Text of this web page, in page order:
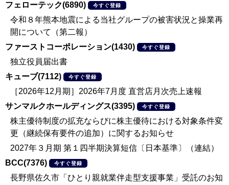
フェローテック(6890)
今すぐ登録
令和８年熊本地震による当社グループの被害状況と操業再
開について（第二報）
ファーストコーポレーション(1430)
今すぐ登録
独立役員届出書
キューブ(7112)
今すぐ登録
［2026年12月期］2026年7月度 直営店月次売上速報
サンマルクホールディングス(3395)
今すぐ登録
株主優待制度の拡充ならびに株主優待における対象条件変
更（継続保有要件の追加）に関するお知らせ
2027年３月期 第１四半期決算短信〔日本基準〕（連結）
BCC(7376)
今すぐ登録
長野県佐久市「ひとり親就業伴走型支援事業」受託のお知